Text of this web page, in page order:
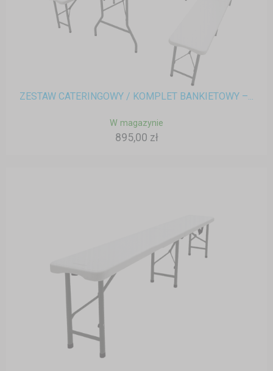
ZESTAW CATERINGOWY / KOMPLET BANKIETOWY –...
W magazynie
895,00 zł